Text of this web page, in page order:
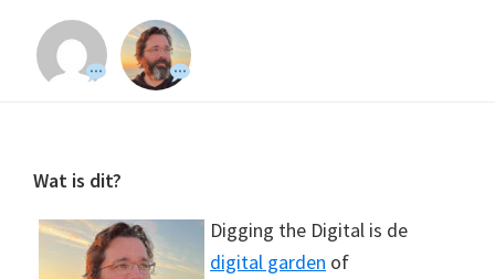
Footer
Wat is dit?
Digging the Digital is de
digital garden of